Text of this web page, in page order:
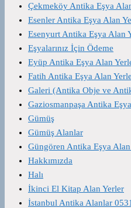
Çekmeköy Antika Eşya
Esenler Antika Eşya Alan
Esenyurt Antika Eşya Alan
Eşyalarınız İçin Ödeme
Eyüp Antika Eşya Alan
Fatih Antika Eşya Alan
Galeri (Antika Obje ve
Gaziosmanpaşa Antika
Gümüş
Gümüş Alanlar
Güngören Antika Eşya
Hakkımızda
Halı
İkinci El Kitap Alan Yerler
İstanbul Antika Alanlar